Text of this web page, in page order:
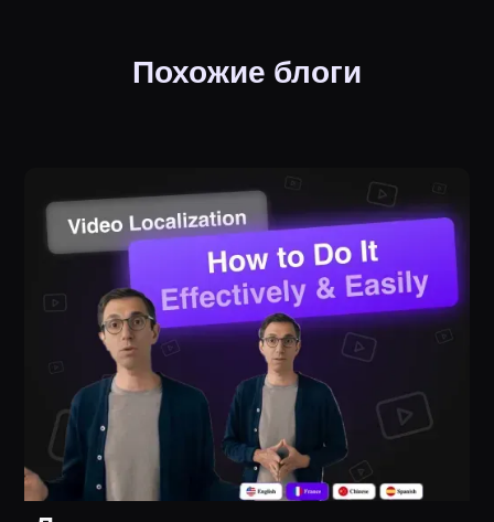
Похожие блоги